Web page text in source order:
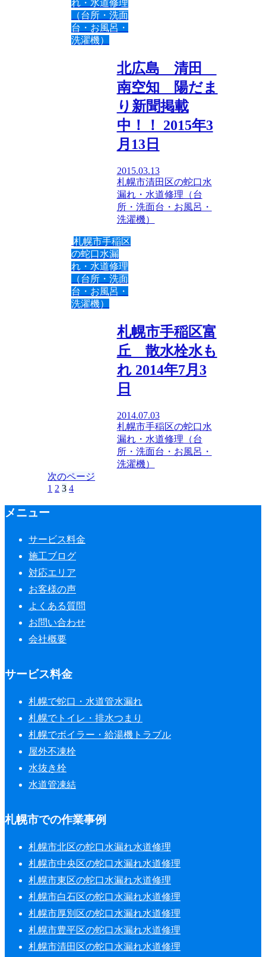
れ・水道修理
（台所・洗面
台・お風呂・
洗濯機）
北広島 清田
南空知 陽だま
り新聞掲載
中！！ 2015年3
月13日
2015.03.13
札幌市清田区の蛇口水
漏れ・水道修理（台
所・洗面台・お風呂・
洗濯機）
札幌市手稲区
の蛇口水漏
れ・水道修理
（台所・洗面
台・お風呂・
洗濯機）
札幌市手稲区富
丘 散水栓水も
れ 2014年7月3
日
2014.07.03
札幌市手稲区の蛇口水
漏れ・水道修理（台
所・洗面台・お風呂・
洗濯機）
次のページ
前
1 2 3 4次
メニュー
サービス料金
施工ブログ
対応エリア
お客様の声
よくある質問
お問い合わせ
会社概要
サービス料金
札幌で蛇口・水道管水漏れ
札幌でトイレ・排水つまり
札幌でボイラー・給湯機トラブル
屋外不凍栓
水抜き栓
水道管凍結
札幌市での作業事例
札幌市北区の蛇口水漏れ水道修理
札幌市中央区の蛇口水漏れ水道修理
札幌市東区の蛇口水漏れ水道修理
札幌市白石区の蛇口水漏れ水道修理
札幌市厚別区の蛇口水漏れ水道修理
札幌市豊平区の蛇口水漏れ水道修理
札幌市清田区の蛇口水漏れ水道修理